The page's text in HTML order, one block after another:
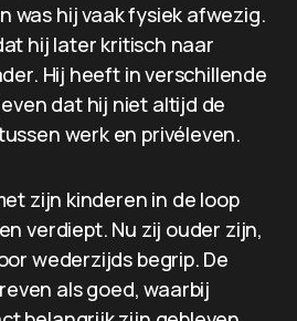
was hij vaak fysiek afwezig.
hij later kritisch naar
Hij heeft in verschillende
dat hij niet altijd de
werk en privéleven.
zijn kinderen in de loop
verdiept. Nu zij ouder zijn,
wederzijds begrip. De
als goed, waarbij